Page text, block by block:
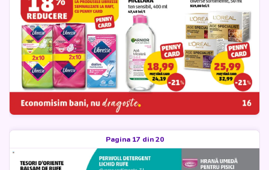
Pagina 17 din 20